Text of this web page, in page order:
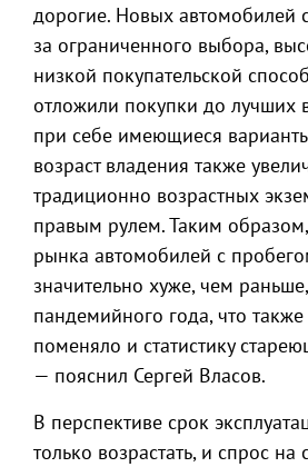
дорогие. Новых автомобилей
за ограниченного выбора,
низкой покупательской
отложили покупки до лучших
при себе имеющиеся
возраст владения также
традиционно возрастных
правым рулем. Таким
рынка автомобилей с
значительно хуже, чем
пандемийного года, что
поменяло и статистику
— пояснил Сергей Власов.
В перспективе срок
только возрастать, и спрос на